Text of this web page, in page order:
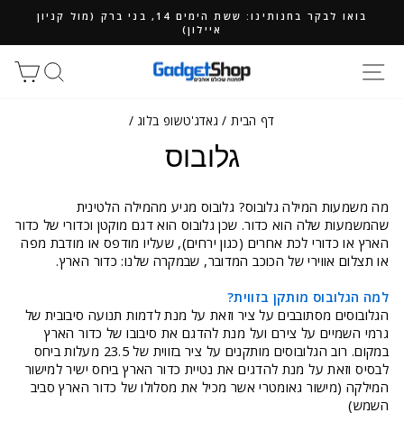
בואו לבקר בחנותינו: ששת הימים 14, בני ברק (מול קניון
איילון)
חיפוש
דף הבית / גאדג'טשופ בלוג /
גלובוס
מה משמעות המילה גלובוס? גלובוס מגיע מהמילה הלטינית
שהמשמעות שלה הוא כדור. שכן גלובוס הוא דגם מוקטן וכדורי של כדור
הארץ או כדורי לכת אחרים (כגון ירחים), שעליו מודפס או מודבת מפה
או תצלום אווירי של הכוכב המדובר, שבמקרה שלנו: כדור הארץ.
למה הגלובוס מותקן בזווית?
הגלובוסים מסתובבים על ציר וזאת על מנת לדמות תנועה סיבובית של
גרמי השמיים על צירם ועל מנת להדגם את סיבובו של כדור הארץ
במקום. רוב הגלובוסים מותקנים על ציר בזווית של 23.5 מעלות ביחס
לבסיס וזאת על מנת להדגים את נטיית כדור הארץ ביחס ישיר למישור
המילקה (מישור גאומטרי אשר מכיל את מסלולו של כדור הארץ סביב
השמש)